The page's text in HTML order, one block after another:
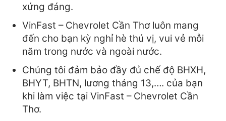
xứng đáng.
VinFast – Chevrolet Cần Thơ luôn mang
đến cho bạn kỳ nghỉ hè thú vị, vui vẻ mỗi
năm trong nước và ngoài nước.
Chúng tôi đảm bảo đầy đủ chế độ BHXH,
BHYT, BHTN, lương tháng 13,…. của bạn
khi làm việc tại VinFast – Chevrolet Cần
Thơ.